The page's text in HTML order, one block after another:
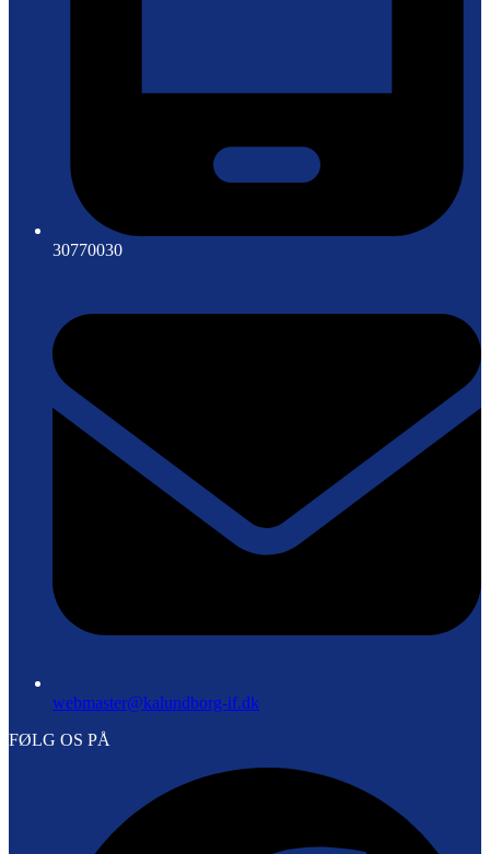
30770030
webmaster@kalundborg-if.dk
FØLG OS PÅ